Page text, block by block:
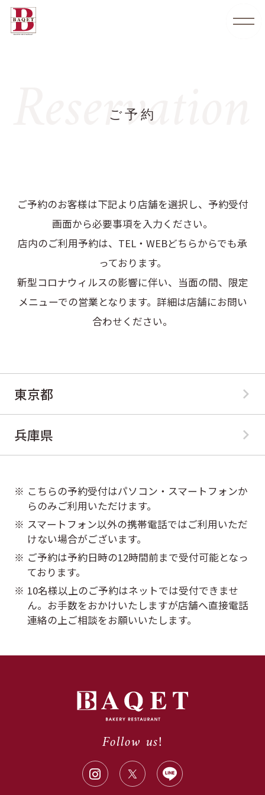
Reservation
ご予約
ご予約のお客様は下記より店舗を選択し、予約受付
画面から必要事項を入力ください。
店内のご利用予約は、TEL・WEBどちらからでも承
っております。
新型コロナウィルスの影響に伴い、当面の間、限定
メニューでの営業となります。詳細は店舗にお問い
合わせください。
東京都
兵庫県
※ こちらの予約受付はパソコン・スマートフォンか
らのみご利用いただけます。
※ スマートフォン以外の携帯電話ではご利用いただ
けない場合がございます。
※ ご予約は予約日時の12時間前まで受付可能となっ
ております。
※ 10名様以上のご予約はネットでは受付できませ
ん。お手数をおかけいたしますが店舗へ直接電話
連絡の上ご相談をお願いいたします。
Follow us!